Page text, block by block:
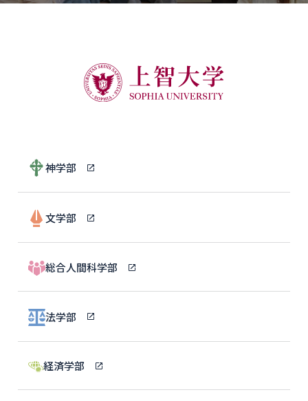
神学部
文学部
総合人間科学部
法学部
経済学部